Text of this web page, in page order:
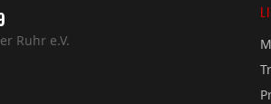
Ruhr e.V.